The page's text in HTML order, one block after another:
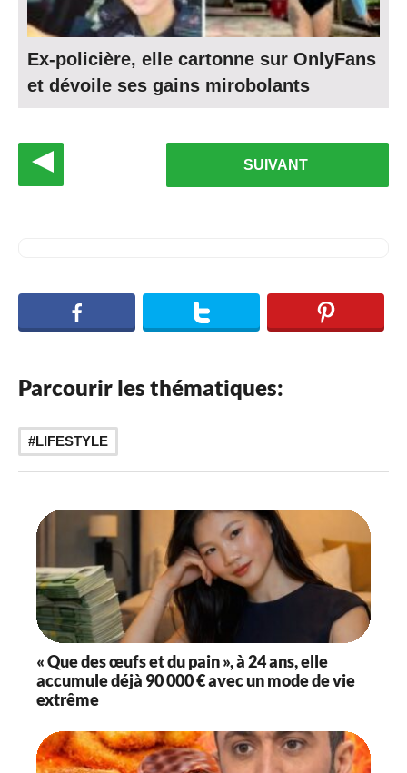
Ex-policière, elle cartonne sur OnlyFans
et dévoile ses gains mirobolants
P
o
a
n
a
t
i
SUIVANT
Parcourir les thématiques:
LIFESTYLE
« Que des œufs et du pain », à 24 ans, elle
accumule déjà 90 000 € avec un mode de vie
extrême